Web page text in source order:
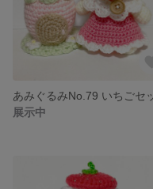
展示中